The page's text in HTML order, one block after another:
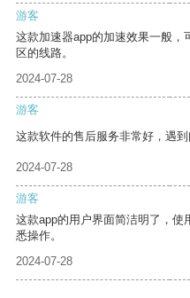
游客
这款加速器app的加速效果一般
区的线路。
2024-07-28
游客
这款软件的售后服务非常好，遇到
2024-07-28
游客
这款app的用户界面简洁明了，
悉操作。
2024-07-28